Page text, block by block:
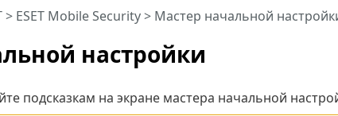
настройки
> ESET Mobile Security> Мастер начальной
подсказкам на экране мастера начальной